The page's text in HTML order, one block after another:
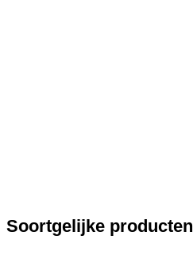
Soortgelijke producten